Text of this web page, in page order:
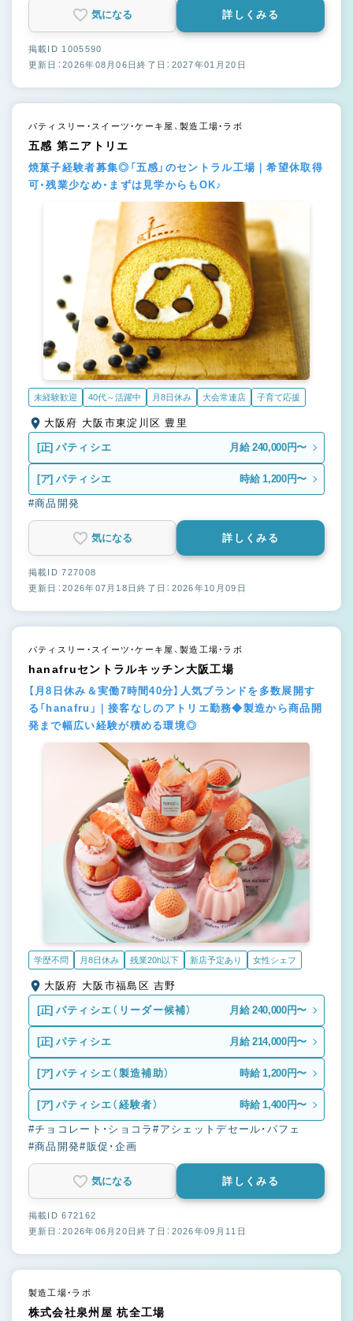
気になる 詳しくみる
掲載ID 1005590
更新日：2026年08月06日終了日：2027年01月20日
パティスリー・スイーツ・ケーキ屋、製造工場・ラボ
五感 第ニアトリエ
焼菓子経験者募集◎「五感」のセントラル工場｜希望休取得
可・残業少なめ・まずは見学からもOK♪
未経験歓迎 40代～活躍中 月8日休み 大会常連店 子育て応援
大阪府 大阪市東淀川区 豊里
[正] パティシエ 月給 240,000円〜
[ア] パティシエ 時給 1,200円〜
#商品開発
気になる 詳しくみる
掲載ID 727008
更新日：2026年07月18日終了日：2026年10月09日
パティスリー・スイーツ・ケーキ屋、製造工場・ラボ
hanafruセントラルキッチン大阪工場
【月8日休み＆実働7時間40分】人気ブランドを多数展開す
る「hanafru」｜接客なしのアトリエ勤務◆製造から商品開
発まで幅広い経験が積める環境◎
学歴不問 月8日休み 残業20h以下 新店予定あり 女性シェフ
大阪府 大阪市福島区 吉野
[正] パティシエ（リーダー候補） 月給 240,000円〜
[正] パティシエ 月給 214,000円〜
[ア] パティシエ（製造補助） 時給 1,200円〜
[ア] パティシエ（経験者） 時給 1,400円〜
#チョコレート・ショコラ#アシェットデセール・パフェ
#商品開発#販促・企画
気になる 詳しくみる
掲載ID 672162
更新日：2026年06月20日終了日：2026年09月11日
製造工場・ラボ
株式会社泉州屋 杭全工場